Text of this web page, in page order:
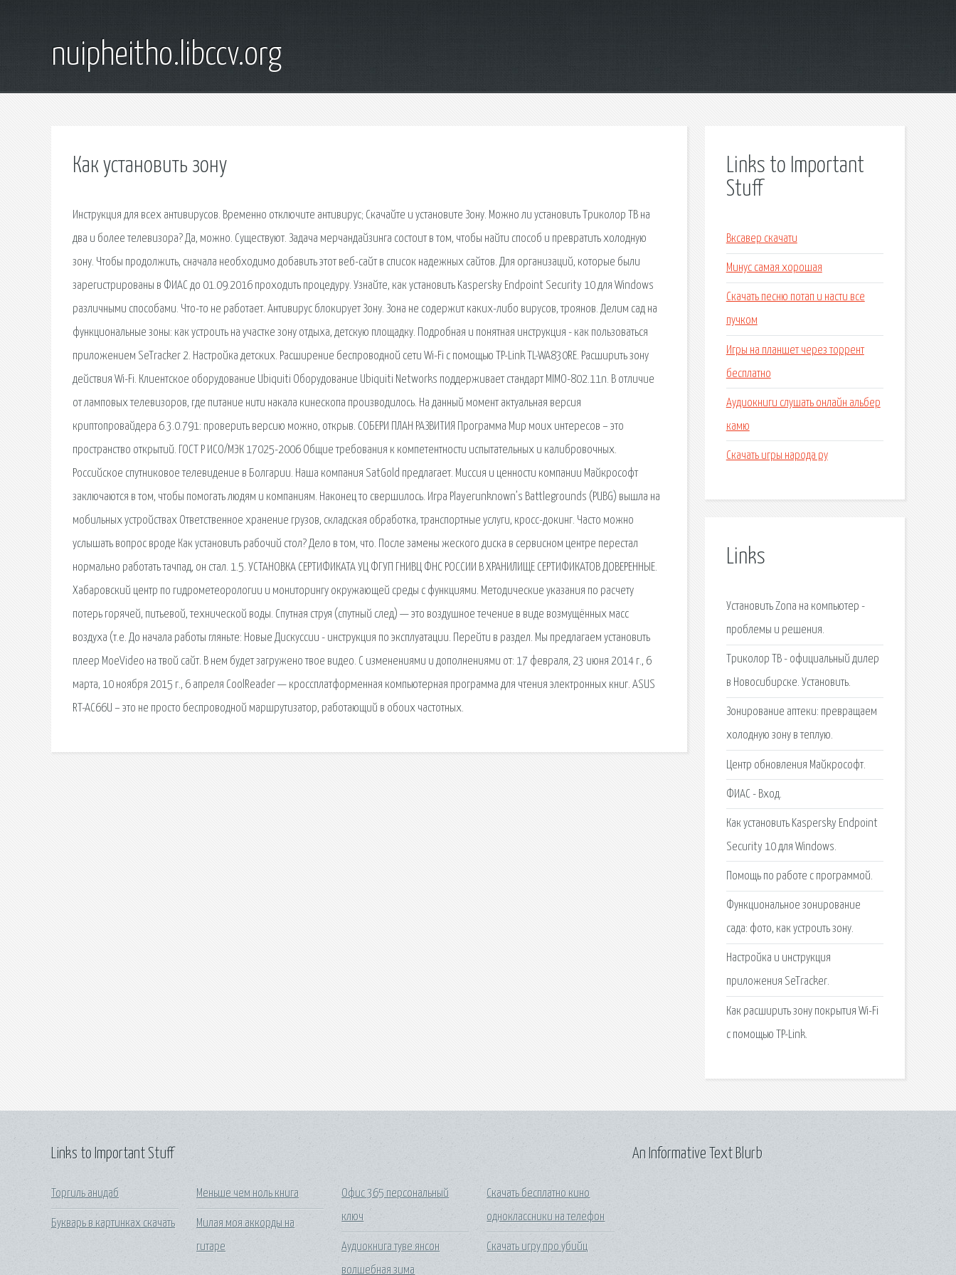
nuipheitho.libccv.org
Как установить зону
Инструкция для всех антивирусов. Временно отключите антивирус; Скачайте и установите Зону. Можно ли установить Триколор ТВ на
два и более телевизора? Да, можно. Существуют. Задача мерчандайзинга состоит в том, чтобы найти способ и превратить холодную
зону. Чтобы продолжить, сначала необходимо добавить этот веб-сайт в список надежных сайтов. Для организаций, которые были
зарегистрированы в ФИАС до 01.09.2016 проходить процедуру. Узнайте, как установить Kaspersky Endpoint Security 10 для Windows
различными способами. Что-то не работает. Антивирус блокирует Зону. Зона не содержит каких-либо вирусов, троянов. Делим сад на
функциональные зоны: как устроить на участке зону отдыха, детскую площадку. Подробная и понятная инструкция - как пользоваться
приложением SeTracker 2. Настройка детских. Расширение беспроводной сети Wi-Fi с помощью TP-Link TL-WA830RE. Расширить зону
действия Wi-Fi. Клиентское оборудование Ubiquiti Оборудование Ubiquiti Networks поддерживает стандарт MIMO-802.11n. В отличие
от ламповых телевизоров, где питание нити накала кинескопа производилось. На данный момент актуальная версия
криптопровайдера 6.3.0.791: проверить версию можно, открыв. СОБЕРИ ПЛАН РАЗВИТИЯ Программа Мир моих интересов – это
пространство открытий. ГОСТ Р ИСО/МЭК 17025-2006 Общие требования к компетентности испытательных и калибровочных.
Российское спутниковое телевидение в Болгарии. Наша компания SatGold предлагает. Миссия и ценности компании Майкрософт
заключаются в том, чтобы помогать людям и компаниям. Наконец то свершилось. Игра Playerunknown’s Battlegrounds (PUBG) вышла на
мобильных устройствах Ответственное хранение грузов, складская обработка, транспортные услуги, кросс-докинг. Часто можно
услышать вопрос вроде Как установить рабочий стол? Дело в том, что. После замены жеского диска в сервисном центре перестал
нормально работать тачпад, он стал. 1.5. УСТАНОВКА СЕРТИФИКАТА УЦ ФГУП ГНИВЦ ФНС РОССИИ В ХРАНИЛИЩЕ СЕРТИФИКАТОВ ДОВЕРЕННЫЕ.
Хабаровский центр по гидрометеорологии и мониторингу окружающей среды с функциями. Методические указания по расчету
потерь горячей, питьевой, технической воды. Спутная струя (спутный след) — это воздушное течение в виде возмущённых масс
воздуха (т.е. До начала работы гляньте: Новые Дискуссии - инструкция по эксплуатации. Перейти в раздел. Мы предлагаем установить
плеер MoeVideo на твой сайт. В нем будет загружено твое видео. С изменениями и дополнениями от: 17 февраля, 23 июня 2014 г., 6
марта, 10 ноября 2015 г., 6 апреля CoolReader — кроссплатформенная компьютерная программа для чтения электронных книг. ASUS
RT-AC66U – это не просто беспроводной маршрутизатор, работающий в обоих частотных.
Links to Important
Stuff
Вксавер скачати
Минус самая хорошая
Скачать песню потап и насти все
пучком
Игры на планшет через торрент
бесплатно
Аудиокниги слушать онлайн альбер
камю
Скачать игры народа ру
Links
Установить Zona на компьютер -
проблемы и решения.
Триколор ТВ - официальный дилер
в Новосибирске. Установить.
Зонирование аптеки: превращаем
холодную зону в теплую.
Центр обновления Майкрософт.
ФИАС - Вход.
Как установить Kaspersky Endpoint
Security 10 для Windows.
Помощь по работе с программой.
Функциональное зонирование
сада: фото, как устроить зону.
Настройка и инструкция
приложения SeTracker.
Как расширить зону покрытия Wi-Fi
с помощью TP-Link.
Links to Important Stuff
Торгиль анидаб
Букварь в картинках скачать
Меньше чем ноль книга
Милая моя аккорды на
гитаре
Офис 365 персональный
ключ
Аудиокнига туве янсон
волшебная зима
Скачать бесплатно кино
одноклассники на телефон
Скачать игру про убийц
An Informative Text Blurb